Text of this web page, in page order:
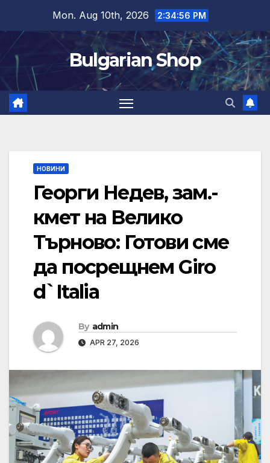
content
Mon. Aug 10th, 2026 2:34:56 PM
Bulgarian Shop
НОВИНИ
Георги Недев, зам.-
кмет на Велико
Търново: Готови сме
да посрещнем Giro
d`Italia
By admin
APR 27, 2026